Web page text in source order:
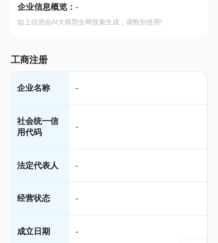
企业信息概览： -
如上信息由AI大模型全网搜索生成，请甄别使用!
工商注册
企业名称 -
社会统一信
用代码
-
法定代表人 -
经营状态 -
成立日期 -